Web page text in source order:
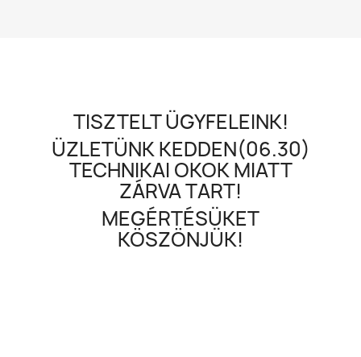
TISZTELT ÜGYFELEINK!
ÜZLETÜNK KEDDEN(06.30)
TECHNIKAI OKOK MIATT
ZÁRVA TART!
MEGÉRTÉSÜKET
KÖSZÖNJÜK!